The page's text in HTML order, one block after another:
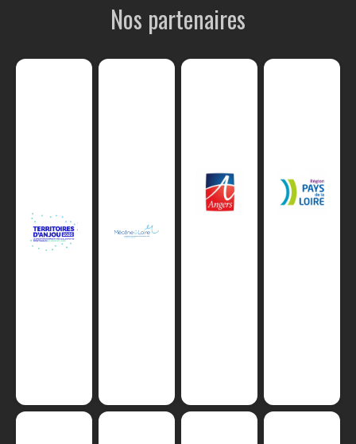
Nos partenaires